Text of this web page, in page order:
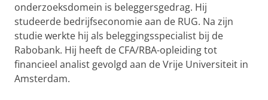
onderzoeksdomein is beleggersgedrag. Hij
studeerde bedrijfseconomie aan de RUG. Na zijn
studie werkte hij als beleggingsspecialist bij de
Rabobank. Hij heeft de CFA/RBA-opleiding tot
financieel analist gevolgd aan de Vrije Universiteit in
Amsterdam.